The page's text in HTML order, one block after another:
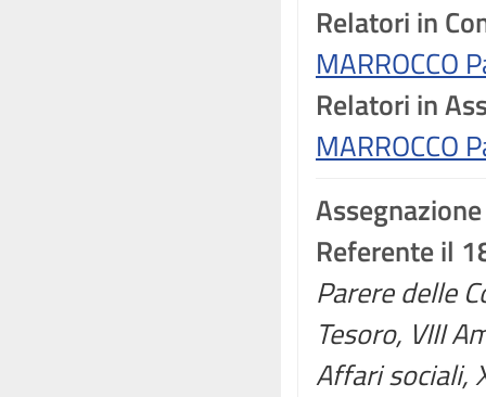
Relatori in
MARROCCO
Relatori in
MARROCCO
Assegnazione
Referente il
Parere delle
Tesoro, VIII
Affari sociali,